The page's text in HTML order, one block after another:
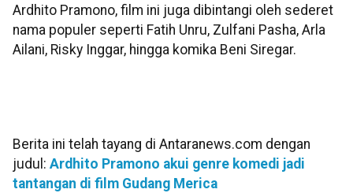
Ardhito Pramono, film ini juga dibintangi oleh sederet
nama populer seperti Fatih Unru, Zulfani Pasha, Arla
Ailani, Risky Inggar, hingga komika Beni Siregar.
Berita ini telah tayang di Antaranews.com dengan
judul: Ardhito Pramono akui genre komedi jadi
tantangan di film Gudang Merica